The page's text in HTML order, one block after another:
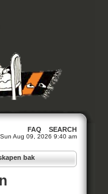
FAQ SEARCH
Aug 09, 2026 9:40 am
bak